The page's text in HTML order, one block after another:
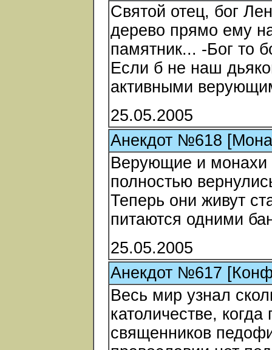
Святой отец, бог
дерево прямо ему
памятник... -Бог то
Если б не наш
активными
25.05.2005
Анекдот №618
Верующие и монахи
полностью
Теперь они живут
питаются одними
25.05.2005
Анекдот №617
Весь мир узнал
католичестве,
священников